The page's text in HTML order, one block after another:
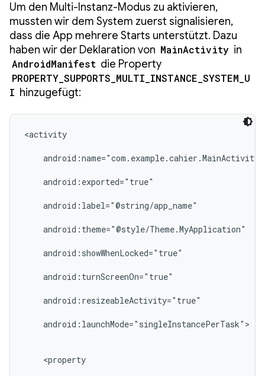
Um den Multi-Instanz-Modus zu aktivieren,
mussten wir dem System zuerst signalisieren,
dass die App mehrere Starts unterstützt. Dazu
haben wir der Deklaration von MainActivity in
AndroidManifest die Property
PROPERTY_SUPPORTS_MULTI_INSTANCE_SYSTEM_U
I hinzugefügt:
<activity
android:name="com.example.cahier.MainActivity"
android:exported="true"
android:label="@string/app_name"
android:theme="@style/Theme.MyApplication"
android:showWhenLocked="true"
android:turnScreenOn="true"
android:resizeableActivity="true"
android:launchMode="singleInstancePerTask">
<property